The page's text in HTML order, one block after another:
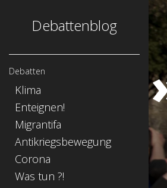
Debattenblog
Debatten
Klima
Enteignen!
Migrantifa
Antikriegsbewegung
Corona
Was tun ?!